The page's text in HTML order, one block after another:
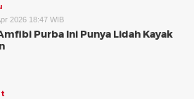
2026 18:47 WIB
Purba Ini Punya Lidah Kayak